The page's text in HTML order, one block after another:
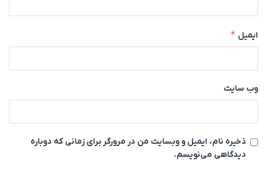
ایمیل *
وب‌ سایت
ذخیره نام، ایمیل و وبسایت من در مرورگر برای زمانی که دوباره
دیدگاهی می‌نویسم.